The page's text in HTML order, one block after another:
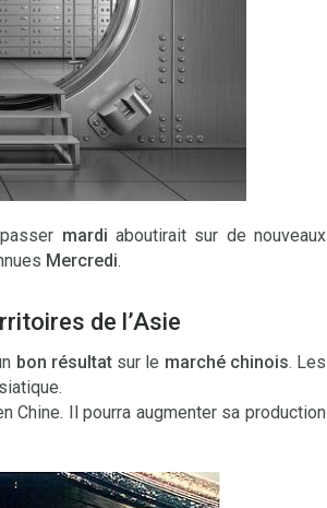
mardi aboutirait sur de nouveaux
Mercredi.
de l’Asie
bon résultatsur le marché chinois. Les
Chine. Il pourra augmenter sa production